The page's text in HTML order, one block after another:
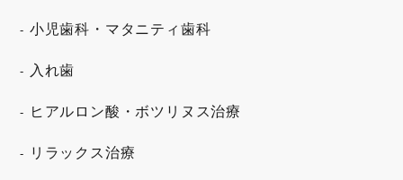
小児歯科・マタニティ歯科
入れ歯
ヒアルロン酸・ボツリヌス治療
リラックス治療